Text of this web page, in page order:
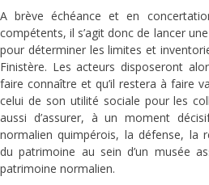
A brève échéance et en
compétents, il s’agit donc de lancer
pour déterminer les limites et
Finistère. Les acteurs disposeront
faire connaître et qu’il restera à faire
celui de son utilité sociale pour les
aussi d’assurer, à un moment
normalien quimpérois, la défense, la
du patrimoine au sein d’un musée
patrimoine normalien.